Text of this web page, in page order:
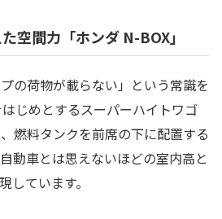
空間力「ホンダ N-BOX」
の荷物が載らない」という常識を
じめとするスーパーハイトワゴ
燃料タンクを前席の下に配置する
動車とは思えないほどの室内高と
しています。